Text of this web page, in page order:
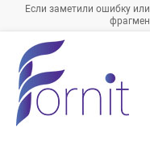
Если заметили ошибку